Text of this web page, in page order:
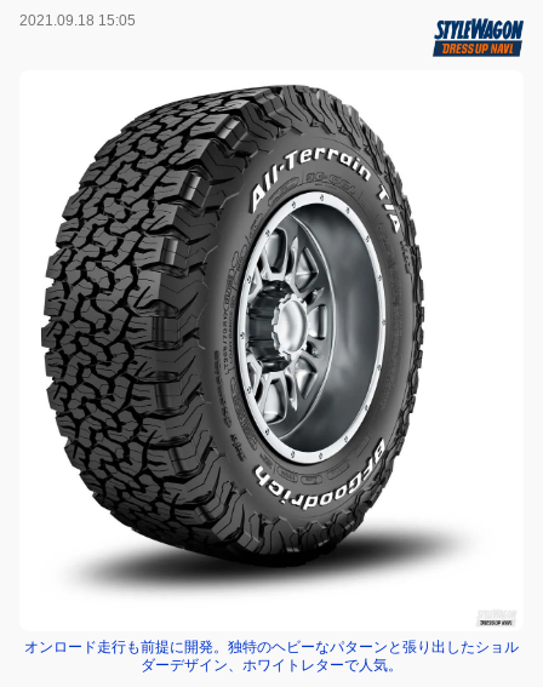
2021.09.18 15:05
オンロード走行も前提に開発。独特のヘビーなパターンと張り出したショル
ダーデザイン、ホワイトレターで人気。